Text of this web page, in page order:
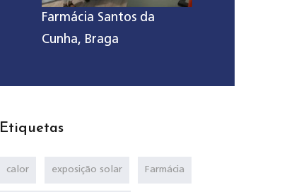
Farmácia Santos da
Cunha, Braga
Etiquetas
calor exposição solar Farmácia